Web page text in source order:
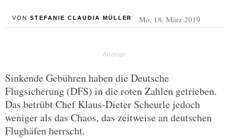
VON STEFANIE CLAUDIA MÜLLER Mo, 18. März 2019
Sinkende Gebühren haben die Deutsche
Flugsicherung (DFS) in die roten Zahlen getrieben.
Das betrübt Chef Klaus-Dieter Scheurle jedoch
weniger als das Chaos, das zeitweise an deutschen
Flughäfen herrscht.